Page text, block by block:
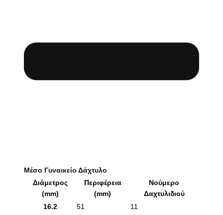
Μέσο Γυναικείο Δάχτυλο
Διάμετρος
(mm)
Περιφέρεια
(mm)
Νούμερο
Δαχτυλιδιού
16.2
51
11